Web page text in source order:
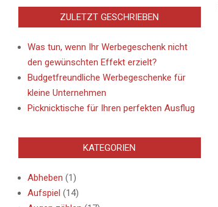
ZULETZT GESCHRIEBEN
Was tun, wenn Ihr Werbegeschenk nicht
den gewünschten Effekt erzielt?
Budgetfreundliche Werbegeschenke für
kleine Unternehmen
Picknicktische für Ihren perfekten Ausflug
KATEGORIEN
Abheben (1)
Aufspiel (14)